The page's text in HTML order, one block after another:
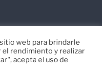
de Murcia
web para brindarle
el rendimiento y realizar
acepta el uso de